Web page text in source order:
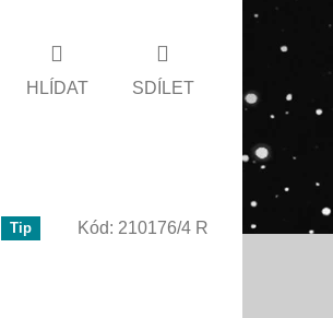
HLÍDAT SDÍLET
Tip Kód: 210176/4 R